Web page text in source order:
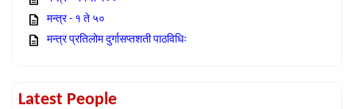
मन्त्र - १ ते ५०
मन्त्र प्रतिलोम दुर्गासप्तशती पाठविधिः
Latest People